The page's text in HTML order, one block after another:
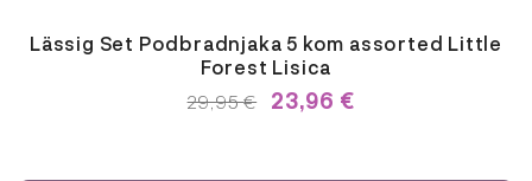
Lässig Set Podbradnjaka 5 kom assorted Little
Forest Lisica
IZVORNA
29,95€TRENUTNA
23,96 €